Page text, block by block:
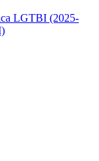
LGTBI (2025-